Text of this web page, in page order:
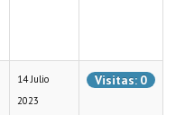
14 Julio
2023
Visitas: 0